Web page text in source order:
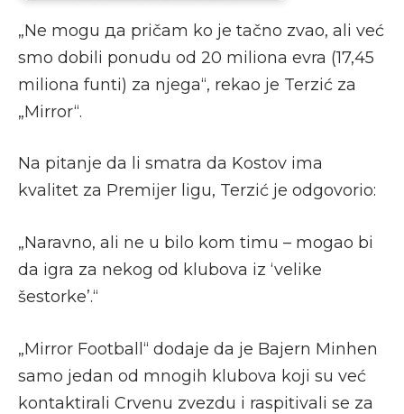
„Ne mogu да pričam ko je tačno zvao, ali već
smo dobili ponudu od 20 miliona evra (17,45
miliona funti) za njega“, rekao je Terzić za
„Mirror“.
Na pitanje da li smatra da Kostov ima
kvalitet za Premijer ligu, Terzić je odgovorio:
„Naravno, ali ne u bilo kom timu – mogao bi
da igra za nekog od klubova iz ‘velike
šestorke’.“
„Mirror Football“ dodaje da je Bajern Minhen
samo jedan od mnogih klubova koji su već
kontaktirali Crvenu zvezdu i raspitivali se za